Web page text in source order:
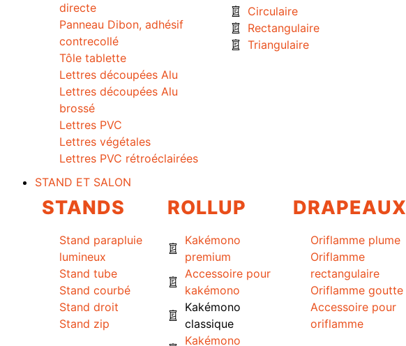
directe
Panneau Dibon, adhésif
contrecollé
Tôle tablette
Lettres découpées Alu
Lettres découpées Alu
brossé
Lettres PVC
Lettres végétales
Lettres PVC rétroéclairées
Circulaire
Rectangulaire
Triangulaire
STAND ET SALON
STANDS
Stand parapluie
lumineux
Stand tube
Stand courbé
Stand droit
Stand zip
ROLLUP
Kakémono
premium
Accessoire pour
kakémono
Kakémono
classique
Kakémono
DRAPEAUX
Oriflamme plume
Oriflamme
rectangulaire
Oriflamme goutte
Accessoire pour
oriflamme